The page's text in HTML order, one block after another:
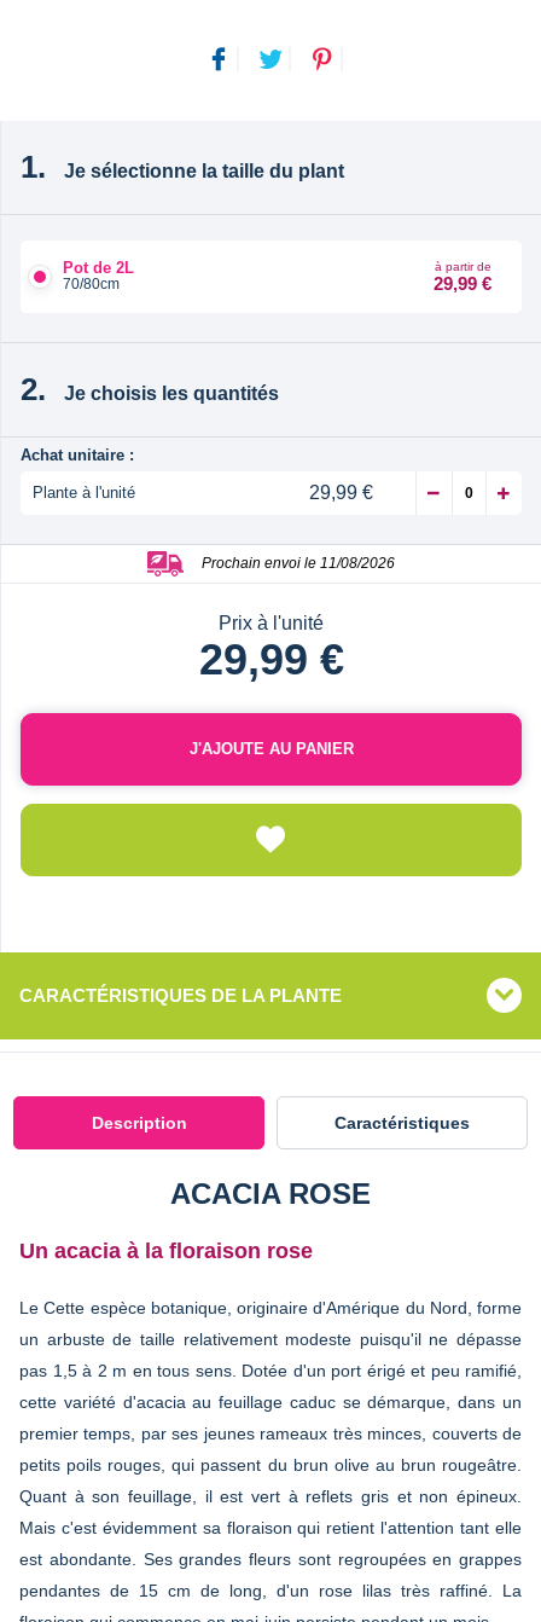
Je sélectionne la taille du plant
Pot de 2L
70/80cm
à partir de
29,99 €
Je choisis les quantités
Achat unitaire :
Plante à l'unité 29,99 €
Prochain envoi le 11/08/2026
Prix à l'unité
29,99 €
J'AJOUTE AU PANIER
CARACTÉRISTIQUES DE LA PLANTE
Description Caractéristiques
ACACIA ROSE
Un acacia à la floraison rose
Le Cette espèce botanique, originaire d'Amérique du Nord, forme
un arbuste de taille relativement modeste puisqu'il ne dépasse
pas 1,5 à 2 m en tous sens. Dotée d'un port érigé et peu ramifié,
cette variété d'acacia au feuillage caduc se démarque, dans un
premier temps, par ses jeunes rameaux très minces, couverts de
petits poils rouges, qui passent du brun olive au brun rougeâtre.
Quant à son feuillage, il est vert à reflets gris et non épineux.
Mais c'est évidemment sa floraison qui retient l'attention tant elle
est abondante. Ses grandes fleurs sont regroupées en grappes
pendantes de 15 cm de long, d'un rose lilas très raffiné. La